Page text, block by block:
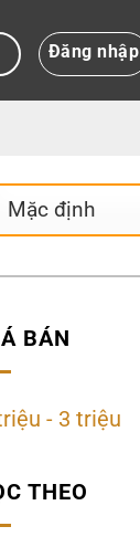
Đăng nhập
BÁN
- 3 triệu
THEO